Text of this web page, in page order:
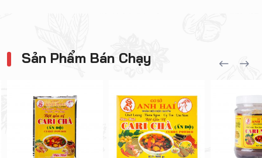
Sản Phẩm Bán Chạy